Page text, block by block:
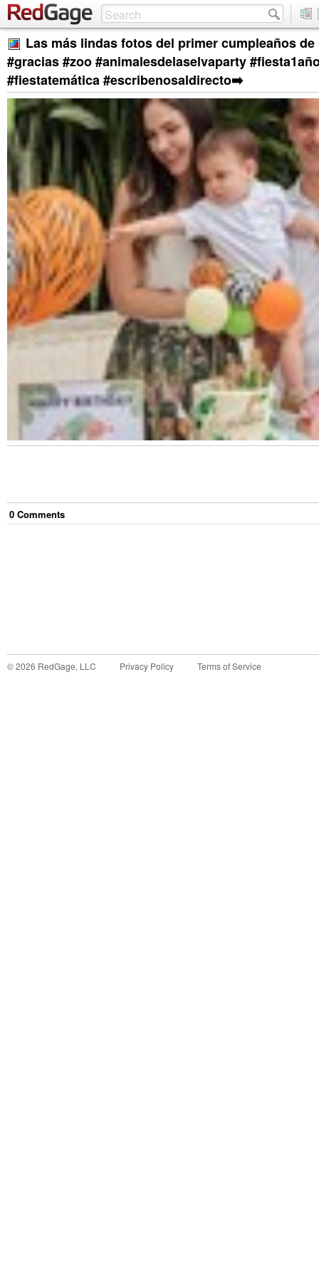
Las más lindas fotos del primer cumpleaños de
#gracias #zoo #animalesdelaselvaparty
#fiestatemática #escribenosaldirecto➡️
0 Comments
©2026 RedGage, LLC Privacy Policy Terms of Service